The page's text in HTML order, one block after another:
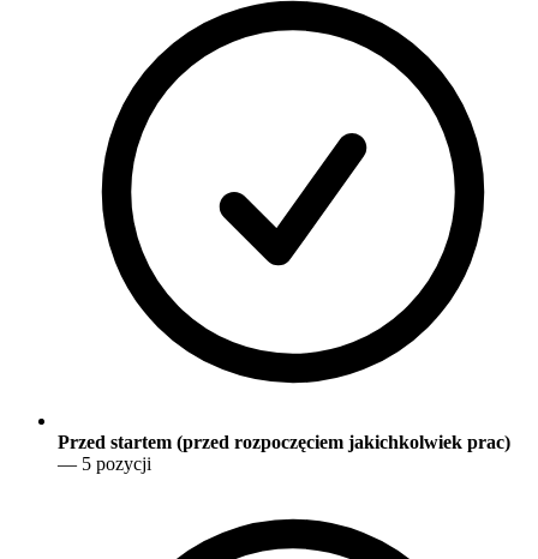
Przed startem (przed rozpoczęciem jakichkolwiek prac)
— 5 pozycji